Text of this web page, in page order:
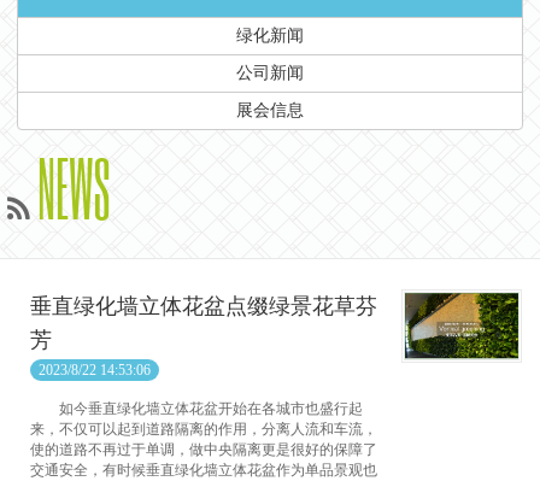
绿化新闻
公司新闻
展会信息
NEWS
垂直绿化墙立体花盆点缀绿景花草芬
芳
2023/8/22 14:53:06
如今垂直绿化墙立体花盆开始在各城市也盛行起
来，不仅可以起到道路隔离的作用，分离人流和车流，
使的道路不再过于单调，做中央隔离更是很好的保障了
交通安全，有时候垂直绿化墙立体花盆作为单品景观也